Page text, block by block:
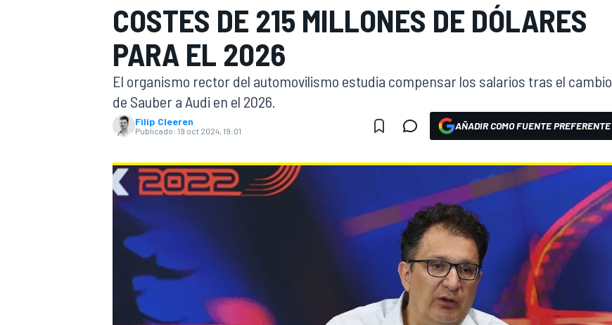
FÓRMULA E MOTO
COSTES DE 215 MILLONES DE DÓLARES
PARA EL 2026
El organismo rector del automovilismo estudia compensar los salarios tras el cambio
de Sauber a Audi en el 2026.
Filip Cleeren
Publicado: 19 oct 2024, 19:01 AÑADIR COMO FUENTE PREFERENTE